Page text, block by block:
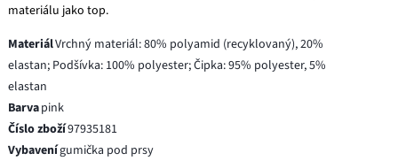
materiálu jako top.
MateriálVrchný materiál: 80% polyamid (recyklovaný), 20%
elastan; Podšívka: 100% polyester; Čipka: 95% polyester, 5%
elastan
Barvapink
Číslo zboží97935181
Vybavenígumička pod prsy